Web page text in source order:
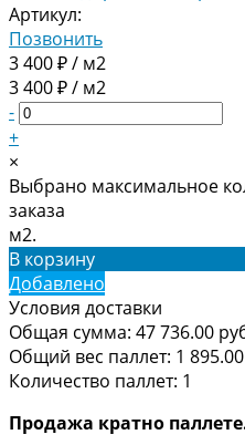
Артикул:
Позвонить
3 400 ₽ / м2
3 400 ₽ / м2
-
+
×
Выбрано максимальное
заказа
м2.
В корзину
Добавлено
Условия доставки
Общая сумма: 47 736.00
Общий вес паллет: 1 895.00
Количество паллет: 1
Продажа кратно